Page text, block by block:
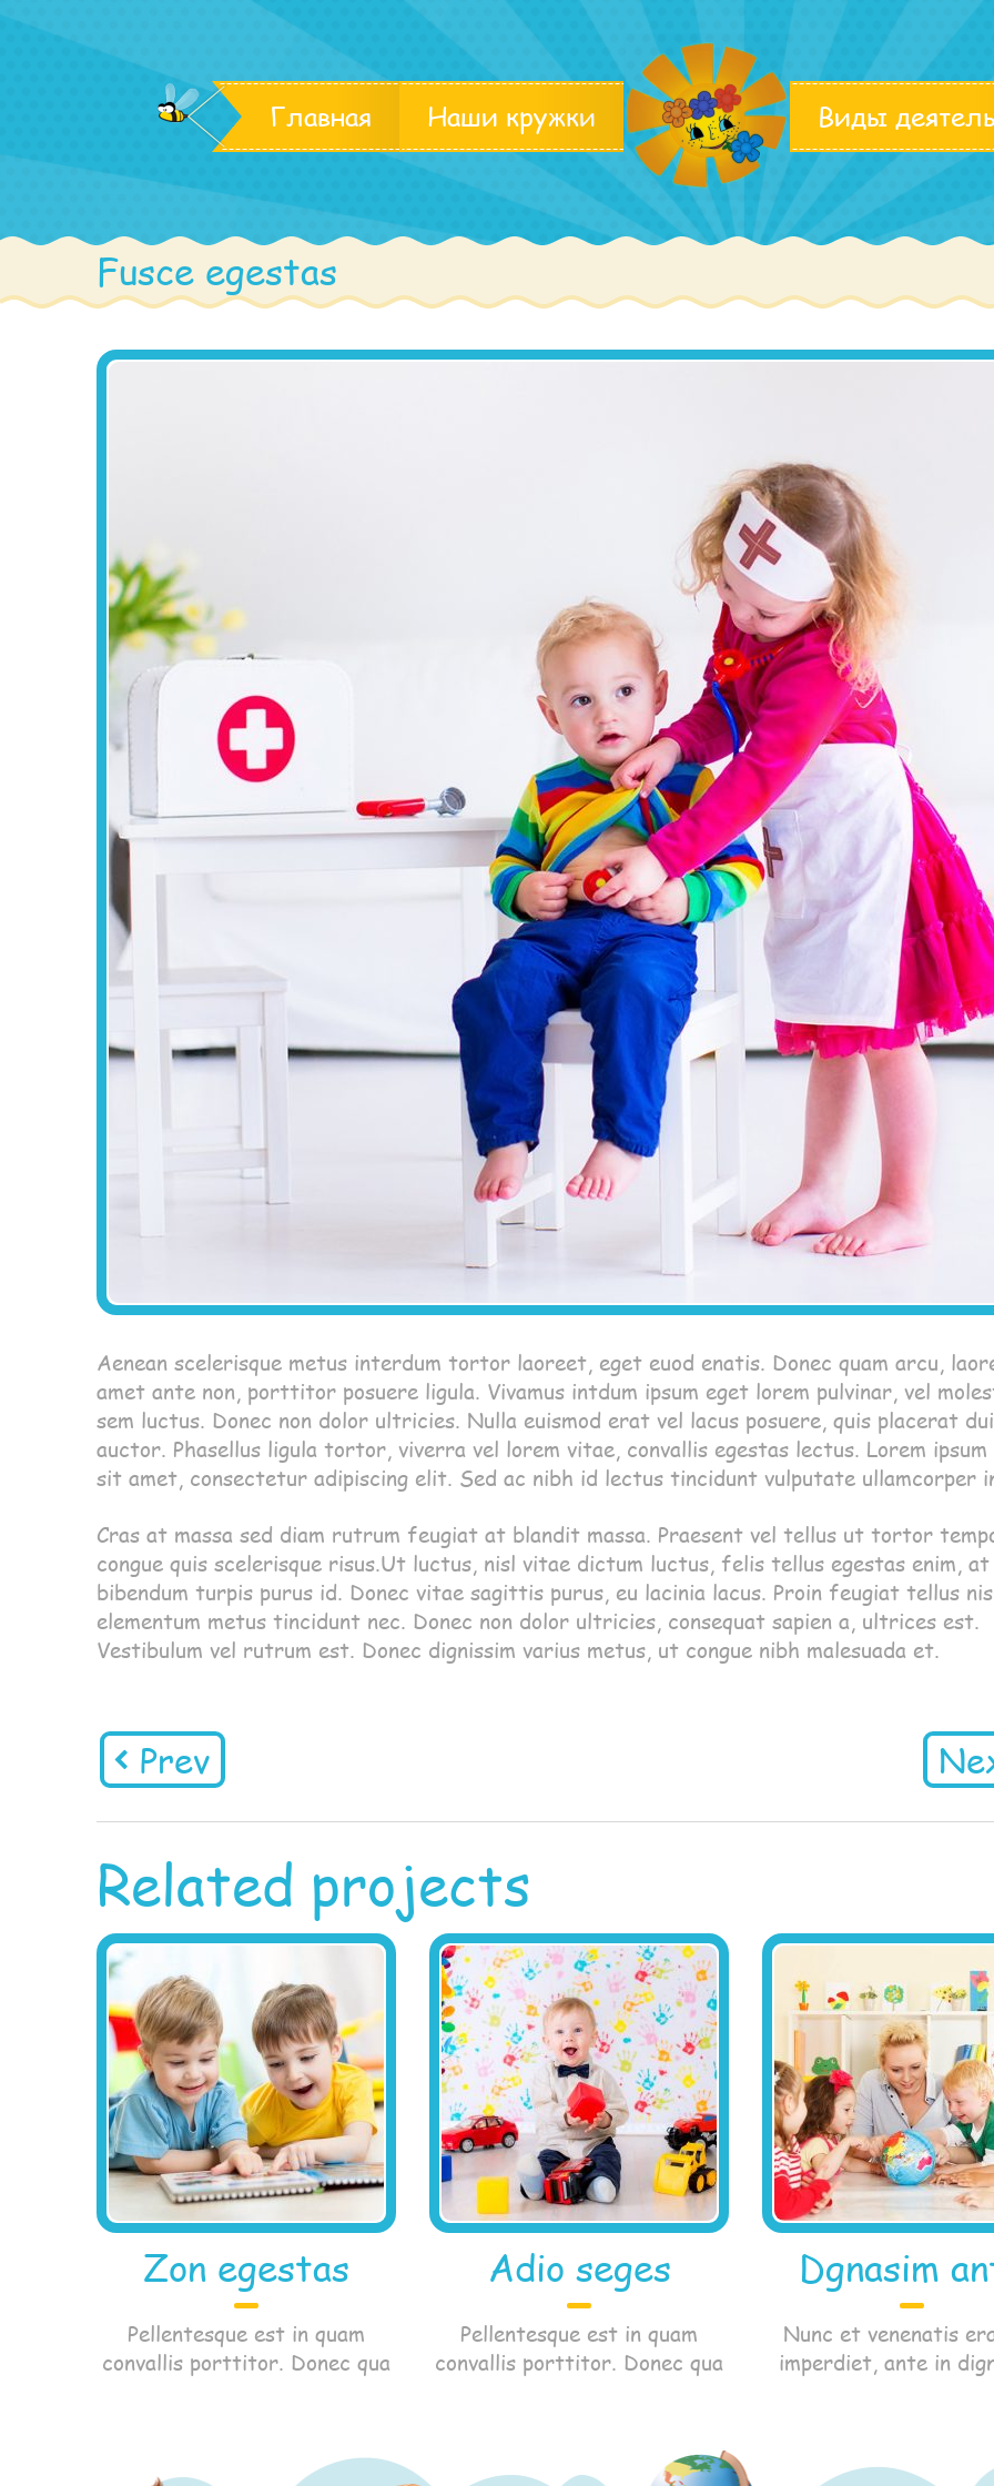
Главная Наши кружки Виды
Fusce egestas
Aenean scelerisque metus interdum tortor laoreet, eget euod enatis. Donec quam arcu,
amet ante non, porttitor posuere ligula. Vivamus intdum ipsum eget lorem pulvinar, vel
sem luctus. Donec non dolor ultricies. Nulla euismod erat vel lacus posuere, quis placerat dui
auctor. Phasellus ligula tortor, viverra vel lorem vitae, convallis egestas lectus. Lorem
sit amet, consectetur adipiscing elit. Sed ac nibh id lectus tincidunt vulputate ullamcorper
Cras at massa sed diam rutrum feugiat at blandit massa. Praesent vel tellus ut tortor
congue quis scelerisque risus.Ut luctus, nisl vitae dictum luctus, felis tellus egestas enim, at
bibendum turpis purus id. Donec vitae sagittis purus, eu lacinia lacus. Proin feugiat tellus
elementum metus tincidunt nec. Donec non dolor ultricies, consequat sapien a, ultrices est.
Vestibulum vel rutrum est. Donec dignissim varius metus, ut congue nibh malesuada et.
Prev
Related projects
Zon egestas
Pellentesque est in quam
convallis porttitor. Donec qua
Adio seges
Pellentesque est in quam
convallis porttitor. Donec qua
Dgnasim
Nunc et venenatis
imperdiet, ante in